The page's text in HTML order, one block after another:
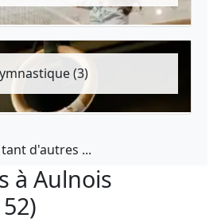
(3)
tant d'autres ...
à Aulnois